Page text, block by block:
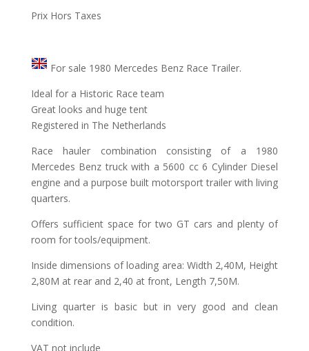
Prix Hors Taxes
For sale 1980 Mercedes Benz Race Trailer.
Ideal for a Historic Race team
Great looks and huge tent
Registered in The Netherlands
Race hauler combination consisting of a 1980
Mercedes Benz truck with a 5600 cc 6 Cylinder Diesel
engine and a purpose built motorsport trailer with living
quarters.
Offers sufficient space for two GT cars and plenty of
room for tools/equipment.
Inside dimensions of loading area: Width 2,40M, Height
2,80M at rear and 2,40 at front, Length 7,50M.
Living quarter is basic but in very good and clean
condition.
VAT not include